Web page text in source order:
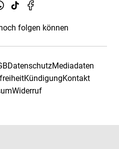
folgen können
DatenschutzMediadaten
KündigungKontakt
Widerruf